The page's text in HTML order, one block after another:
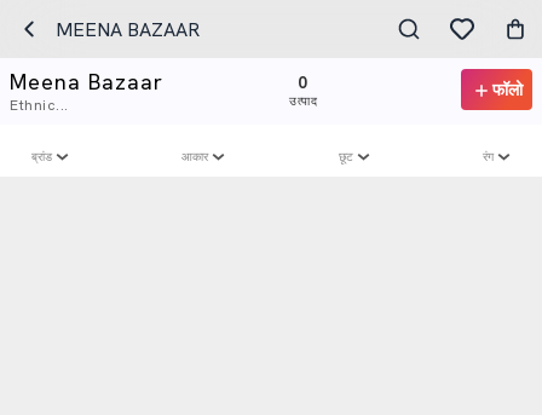
MEENA BAZAAR
Meena Bazaar
Ethnic...
0
उत्पाद
फॉलो
ब्रांड आकार छूट रंग